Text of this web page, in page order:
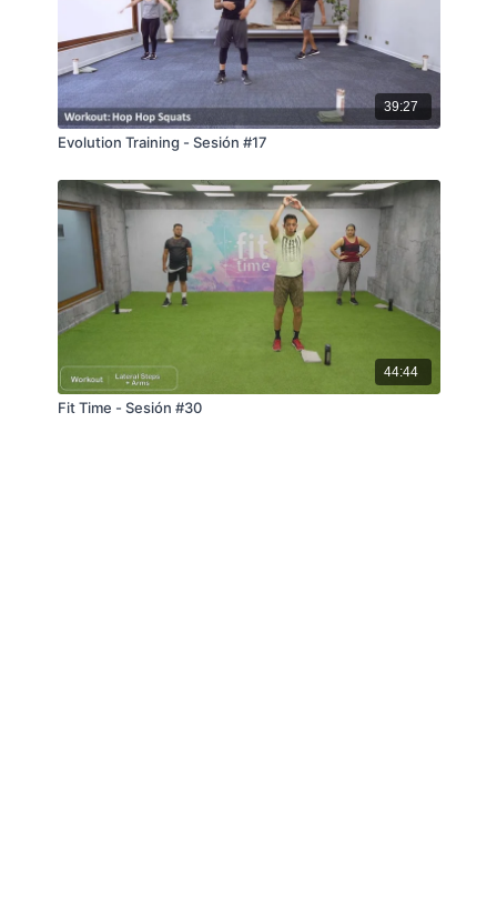
39:27
Evolution Training - Sesión #17
44:44
Fit Time - Sesión #30